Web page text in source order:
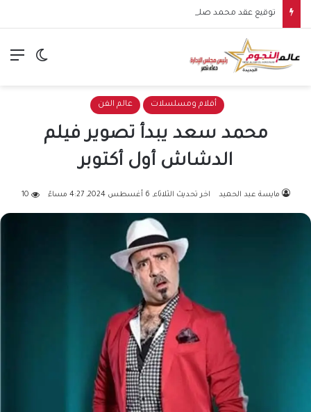
الوضع
أفلام ومسلسلات عالم الفن
محمد سعد يبدأ تصوير فيلم
الدشاش أول أكتوبر
مايسة عبد الحميد اخر تحديث الثلاثاء, 6 أغسطس 2024, 4:27 مساءً 10